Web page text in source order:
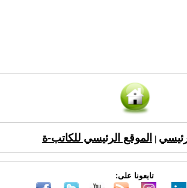
الموقع الرئيسي للكاتب-ة
تابعونا على: